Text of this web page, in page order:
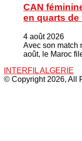
CAN
en quarts de
4 août 2026
Avec son match
août, le Maroc
INTERFIL ALGERIE
© Copyright 2026, All